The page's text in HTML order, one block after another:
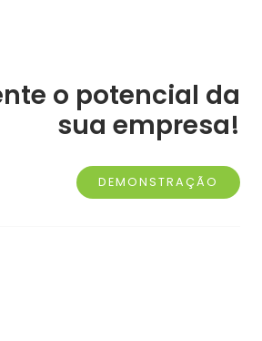
o potencial da
sua empresa!
DEMONSTRAÇÃO